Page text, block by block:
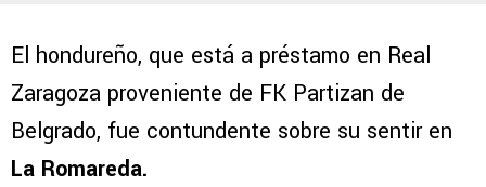
El hondureño, que está a préstamo en Real
Zaragoza proveniente de FK Partizan de
Belgrado, fue contundente sobre su sentir en
La Romareda.